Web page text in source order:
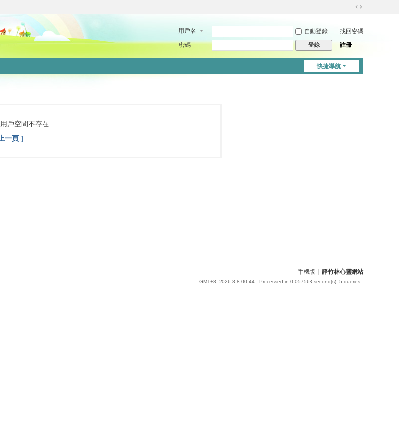
切
到
用戶名 自動登錄
找回密碼
密碼
登錄 註冊
快捷導航
戶空間不存在
一頁 ]
手機版 靜竹林心靈網站
GMT+8, 2026-8-8 00:44 , Processed in 0.057563 second(s), 5 queries .